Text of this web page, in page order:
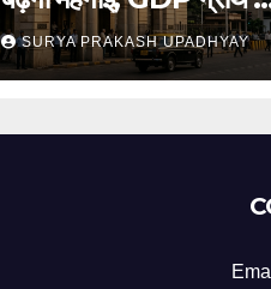
अनुमान जारी
SURYA PRAKASH UPADHYAY